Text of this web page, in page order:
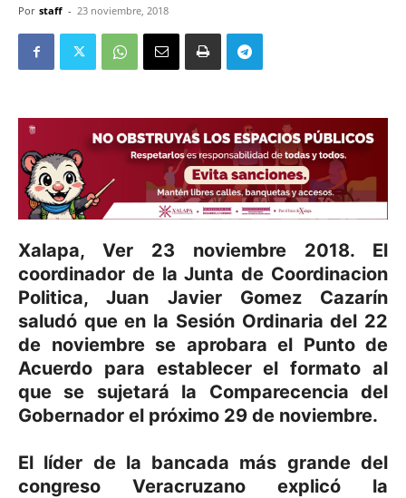
Por staff - 23 noviembre, 2018
Xalapa, Ver 23 noviembre 2018. El
coordinador de la Junta de Coordinacion
Politica, Juan Javier Gomez Cazarín
saludó que en la Sesión Ordinaria del 22
de noviembre se aprobara el Punto de
Acuerdo para establecer el formato al
que se sujetará la Comparecencia del
Gobernador el próximo 29 de noviembre.
El líder de la bancada más grande del
congreso Veracruzano explicó la